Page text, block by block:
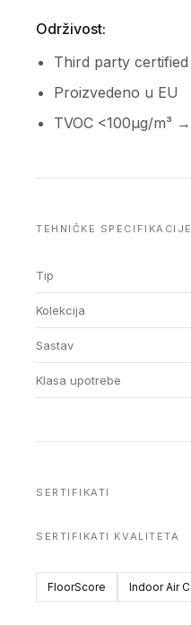
Održivost:
Third party certified
Proizvedeno u EU
TVOC <100µg/m³
TEHNIČKE SPECIFIKACIJE
Tip
Kolekcija
Sastav
Klasa upotrebe
SERTIFIKATI
SERTIFIKATI KVALITETA
FloorScore Indoor Air